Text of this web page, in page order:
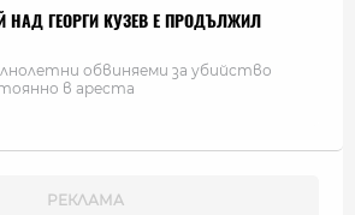
НАД ГЕОРГИ КУЗЕВ Е ПРОДЪЛЖИЛ
обвиняеми за убийство
в ареста